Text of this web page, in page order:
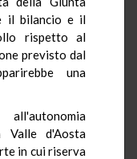
il bilancio e il
rispetto al
previsto dal
una
Valle d'Aosta
in cui riserva